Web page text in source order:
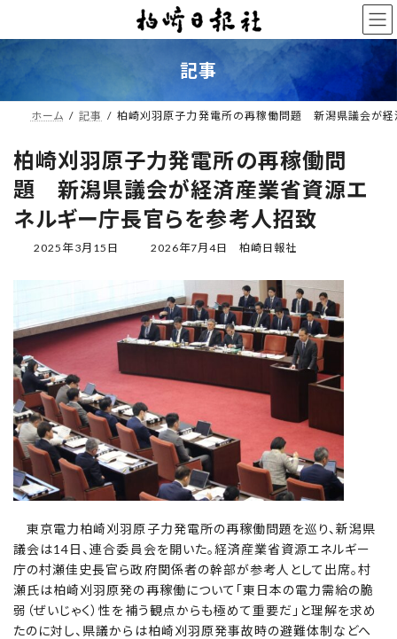
テ
ゲ
記事
ホーム 記事 柏崎刈羽原子力発電所の再稼働問題 新潟県議会が経
柏崎刈羽原子力発電所の再稼働問
題 新潟県議会が経済産業省資源エ
ネルギー庁長官らを参考人招致
2025年3月15日
最
日
時
:
2026年7月4日 柏崎日報社
東京電力柏崎刈羽原子力発電所の再稼働問題を巡り、新潟県
議会は14日、連合委員会を開いた。経済産業省資源エネルギー
庁の村瀬佳史長官ら政府関係者の幹部が参考人として出席。村
瀬氏は柏崎刈羽原発の再稼働について「東日本の電力需給の脆
弱（ぜいじゃく）性を補う観点からも極めて重要だ」と理解を求め
たのに対し、県議からは柏崎刈羽原発事故時の避難体制などへ